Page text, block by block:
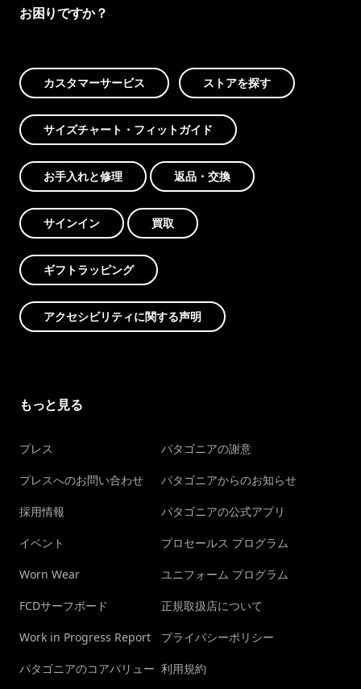
お困りですか？
カスタマーサービス ストアを探す
サイズチャート・フィットガイド
お手入れと修理 返品・交換
サインイン 買取
ギフトラッピング
アクセシビリティに関する声明
もっと見る
プレス
プレスへのお問い合わせ
採用情報
イベント
Worn Wear
FCDサーフボード
Work in Progress Report
パタゴニアのコアバリュー
パタゴニアの謝意
パタゴニアからのお知らせ
パタゴニアの公式アプリ
プロセールス プログラム
ユニフォーム プログラム
正規取扱店について
プライバシーポリシー
利用規約